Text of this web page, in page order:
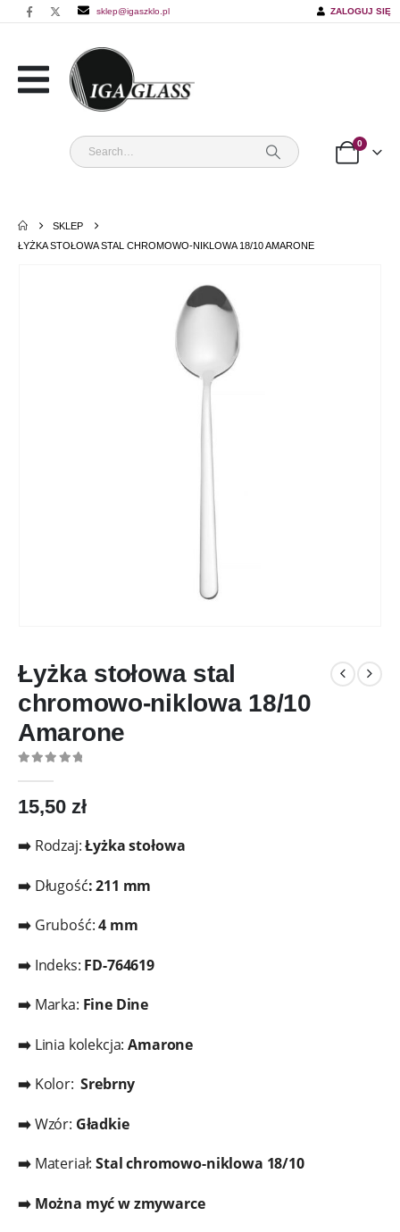
sklep@igaszklo.pl ZALOGUJ SIĘ
0
SKLEP
ŁYŻKA STOŁOWA STAL CHROMOWO-NIKLOWA 18/10 AMARONE
Łyżka stołowa stal
chromowo-niklowa 18/10
Amarone
15,50 zł
➡️ Rodzaj:Łyżka stołowa
➡️ Długość:211 mm
➡️ Grubość:4 mm
➡️ Indeks: FD-764619
➡️ Marka: Fine Dine
➡️ Linia kolekcja:Amarone
➡️ Kolor:Srebrny
➡️Wzór: Gładkie
➡️ Materiał:Stal chromowo-niklowa 18/10
➡️ Można myć w zmywarce